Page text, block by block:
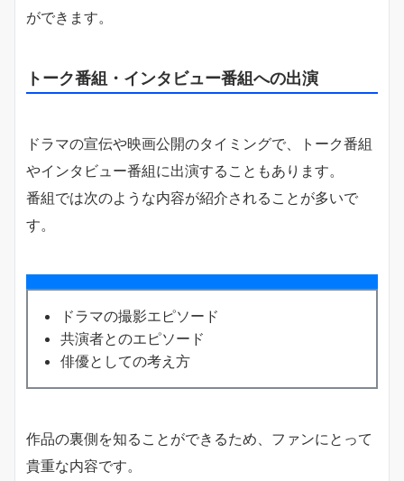
ができます。
トーク番組・インタビュー番組への出演
ドラマの宣伝や映画公開のタイミングで、トーク番組
やインタビュー番組に出演することもあります。
番組では次のような内容が紹介されることが多いで
す。
ドラマの撮影エピソード
共演者とのエピソード
俳優としての考え方
作品の裏側を知ることができるため、ファンにとって
貴重な内容です。